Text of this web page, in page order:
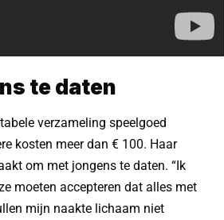
te daten
verzameling speelgoed
kosten meer dan € 100. Haar
om met jongens te daten. “Ik
moeten accepteren dat alles met
mijn naakte lichaam niet